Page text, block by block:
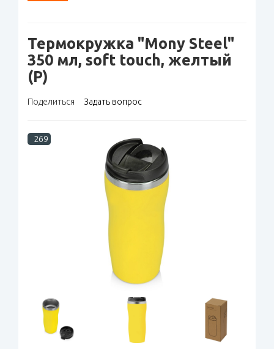
Термокружка "Mony Steel"
350 мл, soft touch, желтый
(Р)
Поделиться Задать вопрос
269